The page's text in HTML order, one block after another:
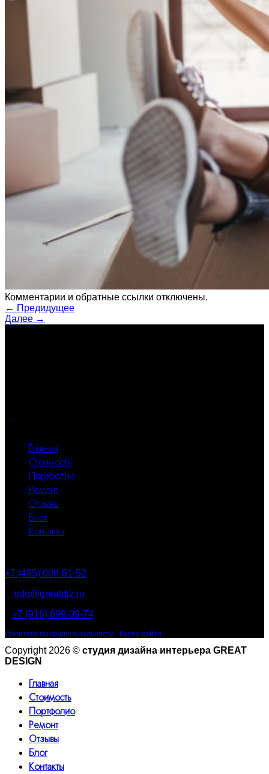
Комментарии и обратные ссылки отключены.
← Предидущее
Далее →
Главная
Стоимость
Портфолио
Ремонт
Отзывы
Блог
Контакты
+7 (495) 008-61-52
info@greatdiz.ru
+7 (916) 699-09-74
Политика конфиденциальности Карта сайта
Copyright 2026 © студия дизайна интерьера GREAT
DESIGN
Главная
Стоимость
Портфолио
Ремонт
Отзывы
Блог
Контакты